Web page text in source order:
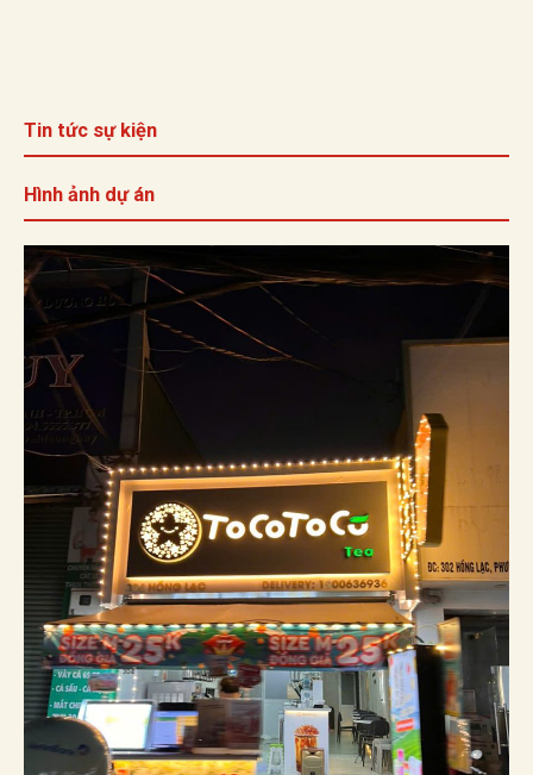
Tin tức sự kiện
Hình ảnh dự án